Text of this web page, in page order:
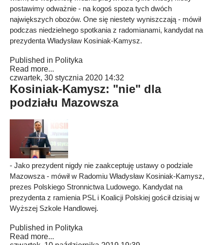
postawimy odważnie - na kogoś spoza tych dwóch
największych obozów. One się niestety wyniszczają - mówił
podczas niedzielnego spotkania z radomianami, kandydat na
prezydenta Władysław Kosiniak-Kamysz.
Published in Polityka
Read more...
czwartek, 30 stycznia 2020 14:32
Kosiniak-Kamysz: "nie" dla
podziału Mazowsza
- Jako prezydent nigdy nie zaakceptuję ustawy o podziale
Mazowsza - mówił w Radomiu Władysław Kosiniak-Kamysz,
prezes Polskiego Stronnictwa Ludowego. Kandydat na
prezydenta z ramienia PSL i Koalicji Polskiej gościł dzisiaj w
Wyższej Szkole Handlowej.
Published in Polityka
Read more...